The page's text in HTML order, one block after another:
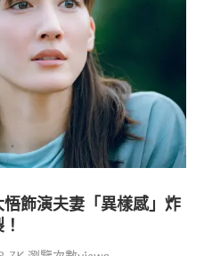
悟飾演夫妻「異樣感」炸